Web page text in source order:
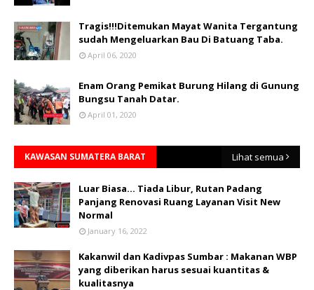
Tragis!!!Ditemukan Mayat Wanita Tergantung
sudah Mengeluarkan Bau Di Batuang Taba.
April 06, 2020
Enam Orang Pemikat Burung Hilang di Gunung
Bungsu Tanah Datar.
April 01, 2020
KAWASAN SUMATERA BARAT Lihat semua
Luar Biasa... Tiada Libur, Rutan Padang
Panjang Renovasi Ruang Layanan Visit New
Normal
January 16, 2022
Kakanwil dan Kadivpas Sumbar : Makanan WBP
yang diberikan harus sesuai kuantitas &
kualitasnya